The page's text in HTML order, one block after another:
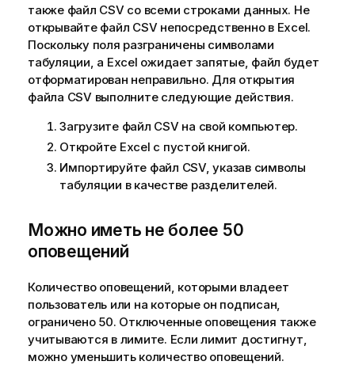
также файл CSV со всеми строками данных. Не
открывайте файл CSV непосредственно в Excel.
Поскольку поля разграничены символами
табуляции, а Excel ожидает запятые, файл будет
отформатирован неправильно. Для открытия
файла CSV выполните следующие действия.
Загрузите файл CSV на свой компьютер.
Откройте Excel с пустой книгой.
Импортируйте файл CSV, указав символы
табуляции в качестве разделителей.
Можно иметь не более 50
оповещений
Количество оповещений, которыми владеет
пользователь или на которые он подписан,
ограничено 50. Отключенные оповещения также
учитываются в лимите. Если лимит достигнут,
можно уменьшить количество оповещений.